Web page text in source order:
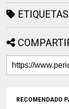
RECOMENDADO